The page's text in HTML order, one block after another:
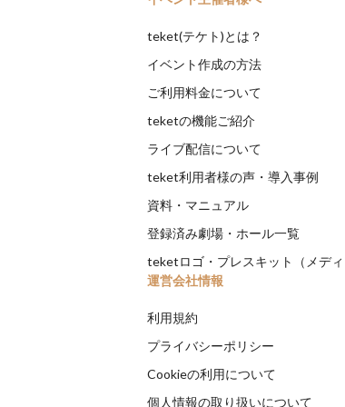
teket(テケト)とは？
イベント作成の方法
ご利用料金について
teketの機能ご紹介
ライブ配信について
teket利用者様の声・導入事例
資料・マニュアル
登録済み劇場・ホール一覧
teketロゴ・プレスキット（メディ
運営会社情報
利用規約
プライバシーポリシー
Cookieの利用について
個人情報の取り扱いについて